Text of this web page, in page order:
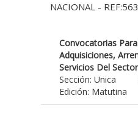
NACIONAL -
Convocatorias
Adquisiciones,
Servicios Del
Sección: Unica
Edición: Matutina